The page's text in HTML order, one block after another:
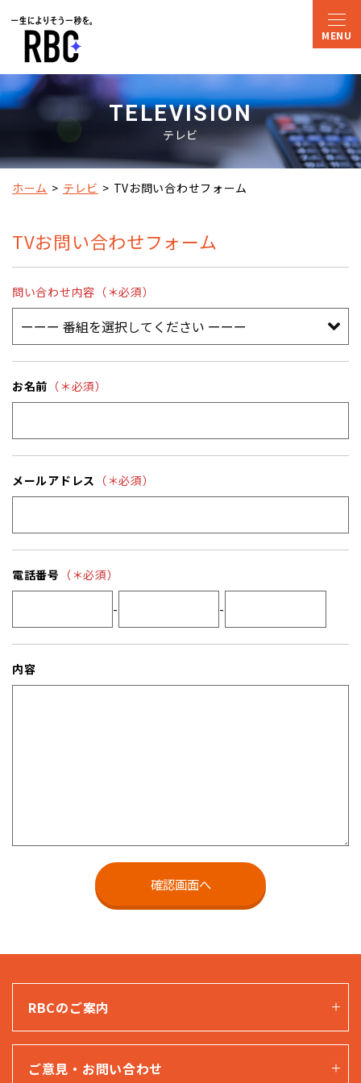
TELEVISION
テレビ
ホーム テレビ TVお問い合わせフォーム
TVお問い合わせフォーム
問い合わせ内容（＊必須）
お名前 （＊必須）
メールアドレス （＊必須）
電話番号 （＊必須）
- -
内容
RBCのご案内
ご意見・お問い合わせ